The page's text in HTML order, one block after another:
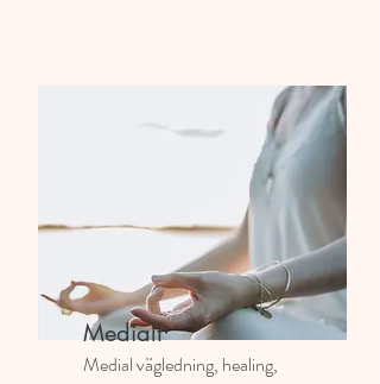
Medialt
Medial vägledning, healing,